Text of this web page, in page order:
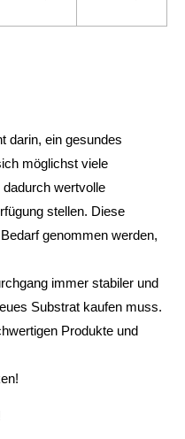
darin, ein gesundes
möglichst viele
wertvolle
stellen. Diese
genommen werden,
immer stabiler und
Substrat kaufen muss.
Produkte und